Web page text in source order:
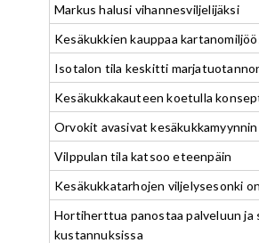
Markus halusi vihannesviljelijäksi
Kesäkukkien kauppaa
Isotalon tila keskitti
Kesäkukkakauteen koetulla
Orvokit avasivat kesäkukkamyynnin
Vilppulan tila katsoo eteenpäin
Kesäkukkatarhojen viljelysesonki
Hortiherttua panostaa palveluun ja
kustannuksissa